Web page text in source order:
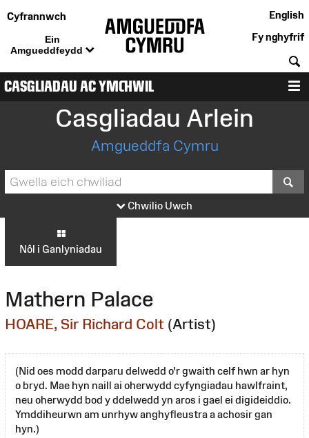
Cyfrannwch
Ein
Amgueddfeydd
English
Fy nghyfrif
CASGLIADAU AC YMCHWIL
Casgliadau Arlein
Amgueddfa Cymru
Chwilio Uwch
Nôl i Ganlyniadau
Mathern Palace
HOARE, Sir Richard Colt (Artist)
(Nid oes modd darparu delwedd o'r gwaith celf hwn ar hyn
o bryd. Mae hyn naill ai oherwydd cyfyngiadau hawlfraint,
neu oherwydd bod y ddelwedd yn aros i gael ei digideiddio.
Ymddiheurwn am unrhyw anghyfleustra a achosir gan
hyn.)